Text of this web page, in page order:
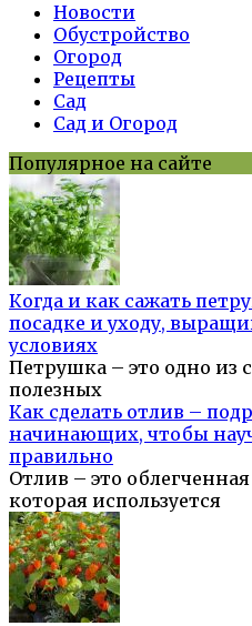
Новости
Обустройство
Огород
Рецепты
Сад
Сад и Огород
Популярное на сайте
Когда и как сажать
посадке и уходу,
условиях
Петрушка – это одно из
полезных
Как сделать отлив –
начинающих, чтобы
правильно
Отлив – это
которая используется